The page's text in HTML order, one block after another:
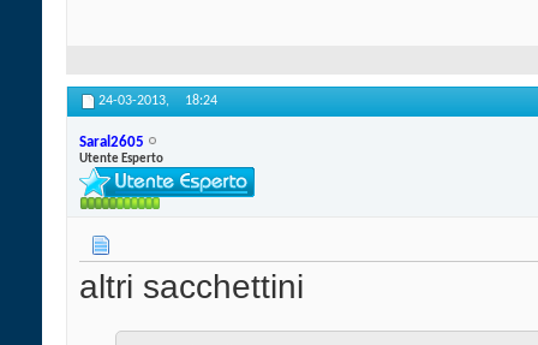
24-03-2013, 18:24
Saral2605
Utente Esperto
altri sacchettini